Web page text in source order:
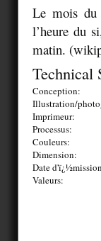
Le mois du
l’heure du
matin.
Technical
Conception:
Illustration/
Imprimeur:
Processus:
Couleurs:
Dimension:
Date
Valeurs: